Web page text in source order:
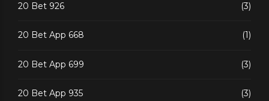
20 Bet 926 (3)
20 Bet App 668 (1)
20 Bet App 699 (3)
20 Bet App 935 (3)